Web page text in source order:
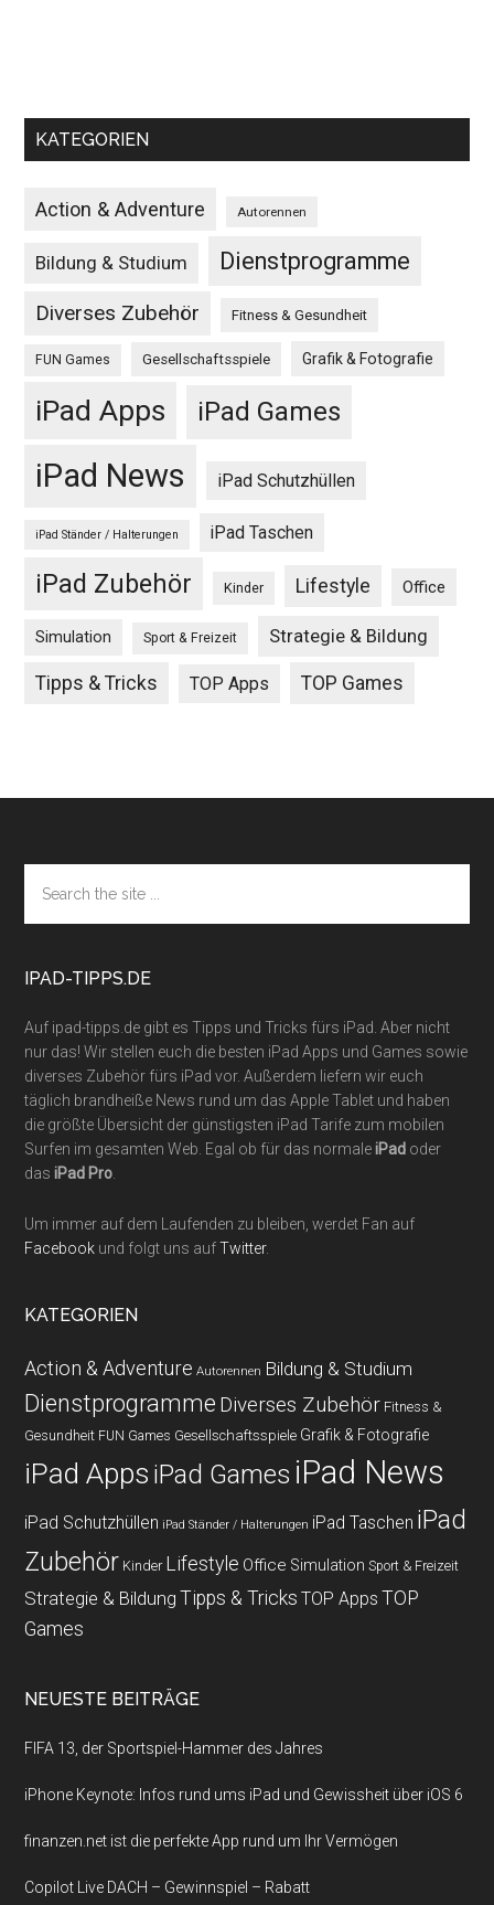
KATEGORIEN
Action & Adventure Autorennen
Bildung & Studium Dienstprogramme
Diverses Zubehör Fitness & Gesundheit
FUN Games Gesellschaftsspiele Grafik & Fotografie
iPad Apps iPad Games
iPad News iPad Schutzhüllen
iPad Ständer / Halterungen iPad Taschen
iPad Zubehör Kinder Lifestyle Office
Simulation Sport & Freizeit Strategie & Bildung
Tipps & Tricks TOP Apps TOP Games
Footer
the
site
IPAD-TIPPS.DE
Auf ipad-tipps.de gibt es Tipps und Tricks fürs iPad. Aber nicht
nur das! Wir stellen euch die besten iPad Apps und Games sowie
diverses Zubehör fürs iPad vor. Außerdem liefern wir euch
täglich brandheiße News rund um das Apple Tablet und haben
die größte Übersicht der günstigsten iPad Tarife zum mobilen
Surfen im gesamten Web. Egal ob für das normaleiPad oder
dasiPad Pro
Um immer auf dem Laufenden zu bleiben, werdet Fan auf
Facebook und folgt uns aufTwitter.
KATEGORIEN
Action & Adventure Autorennen Bildung & Studium
Dienstprogramme Diverses Zubehör Fitness &
Gesundheit FUN Games Gesellschaftsspiele Grafik & Fotografie
iPad Apps iPad Games iPad News
iPad Schutzhüllen iPad Ständer / Halterungen iPad Taschen iPad
Zubehör Kinder Lifestyle Office Simulation Sport & Freizeit
Strategie & Bildung Tipps & Tricks TOP Apps TOP
Games
NEUESTE BEITRÄGE
FIFA 13, der Sportspiel-Hammer des Jahres
iPhone Keynote: Infos rund ums iPad und Gewissheit über iOS 6
finanzen.net ist die perfekte App rund um Ihr Vermögen
Copilot Live DACH – Gewinnspiel – Rabatt